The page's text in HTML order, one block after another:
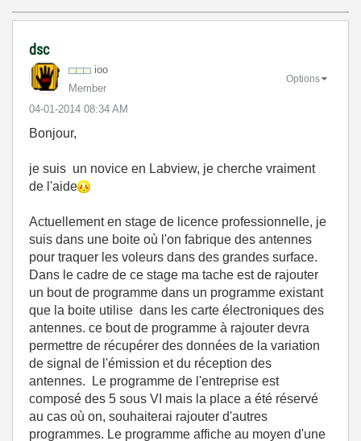
dsc
ioo
Member
‎04-01-2014 08:34 AM
Options
Bonjour,
je suis un novice en Labview, je cherche vraiment
de l'aide
Actuellement en stage de licence professionnelle, je
suis dans une boite où l'on fabrique des antennes
pour traquer les voleurs dans des grandes surface.
Dans le cadre de ce stage ma tache est de rajouter
un bout de programme dans un programme existant
que la boite utilise dans les carte électroniques des
antennes. ce bout de programme à rajouter devra
permettre de récupérer des données de la variation
de signal de l'émission et du réception des
antennes. Le programme de l'entreprise est
composé des 5 sous VI mais la place a été réservé
au cas où on, souhaiterai rajouter d'autres
programmes. Le programme affiche au moyen d'une